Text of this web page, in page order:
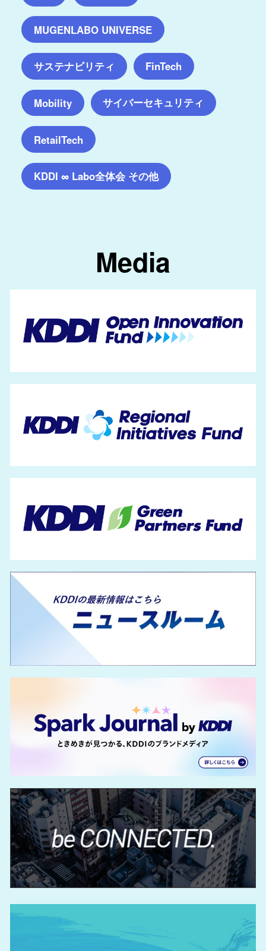
MUGENLABO UNIVERSE
サステナビリティ FinTech
Mobility サイバーセキュリティ
RetailTech
KDDI ∞ Labo全体会 その他
Media